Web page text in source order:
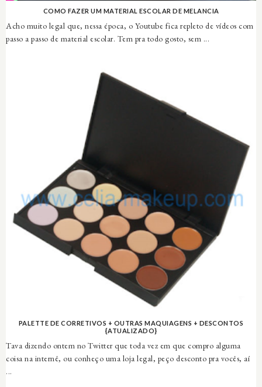
COMO FAZER UM MATERIAL ESCOLAR DE MELANCIA
Acho muito legal que, nessa época, o Youtube fica repleto de vídeos com
passo a passo de material escolar. Tem pra todo gosto, sem ...
PALETTE DE CORRETIVOS + OUTRAS MAQUIAGENS + DESCONTOS
{ATUALIZADO}
Tava dizendo ontem no Twitter que toda vez em que compro alguma
coisa na internê, ou conheço uma loja legal, peço desconto pra vocês, aí
...